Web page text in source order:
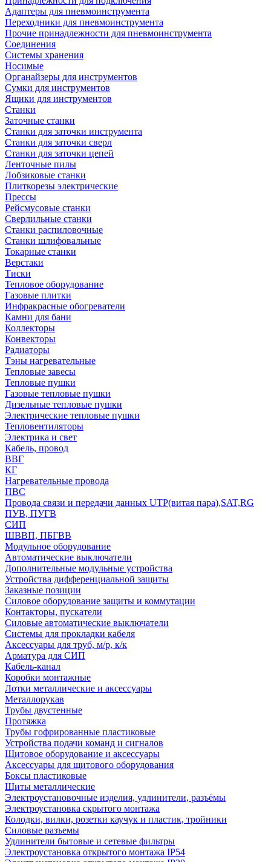
Адаптеры для пневмоинструмента
Переходники для пневмоинструмента
Прочие принадлежности для пневмоинструмента
Соединения
Системы хранения
Носимые
Органайзеры для инструментов
Сумки для инструментов
Ящики для инструментов
Станки
Заточные станки
Станки для заточки инструмента
Станки для заточки сверл
Станки для заточки цепей
Ленточные пилы
Лобзиковые станки
Плиткорезы электрические
Прессы
Рейсмусовые станки
Сверлильные станки
Станки распиловочные
Станки шлифовальные
Токарные станки
Верстаки
Тиски
Тепловое оборудование
Газовые плитки
Инфракрасные обогреватели
Камни для бани
Коллекторы
Конвекторы
Радиаторы
Тэны нагревательные
Тепловые завесы
Тепловые пушки
Газовые тепловые пушки
Дизельные тепловые пушки
Электрические тепловые пушки
Тепловентиляторы
Электрика и свет
Кабель, провод
ВВГ
КГ
Нагревательные провода
ПВС
Провода связи и передачи данных UTP(витая пара),SAT,RG
ПУВ, ПУГВ
СИП
ШВВП, ПБГВВ
Модульное оборудование
Автоматические выключатели
Дополнительные модульные устройства
Устройства дифференциальной защиты
Заказные позиции
Силовое оборудование защиты и коммутации
Контакторы, пускатели
Силовые автоматические выключатели
Системы для прокладки кабеля
Аксессуары для труб, м/р, к/к
Арматура для СИП
Кабель-канал
Коробки монтажные
Лотки металлические и аксессуары
Металлорукав
Трубы двустенные
Протяжка
Трубы гофрированные пластиковые
Устройства подачи команд и сигналов
Щитовое оборудование и аксессуары
Аксессуары для щитового оборудования
Боксы пластиковые
Щиты металлические
Электроустановочные изделия, удлинители, разъёмы
Электроустановка скрытого монтажа
Колодки, вилки, розетки каучук и пластик, тройники
Силовые разъемы
Удлинители бытовые и сетевые фильтры
Электроустановка открытого монтажа IP54